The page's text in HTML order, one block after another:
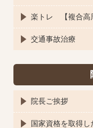
楽トレ 【複合高
交通事故治療
院長ご挨拶
国家資格を取得